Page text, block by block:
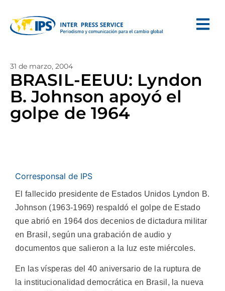
31 de marzo, 2004
BRASIL-EEUU: Lyndon
B. Johnson apoyó el
golpe de 1964
Corresponsal de IPS
El fallecido presidente de Estados Unidos Lyndon B.
Johnson (1963-1969) respaldó el golpe de Estado
que abrió en 1964 dos decenios de dictadura militar
en Brasil, según una grabación de audio y
documentos que salieron a la luz este miércoles.
En las vísperas del 40 aniversario de la ruptura de
la institucionalidad democrática en Brasil, la nueva